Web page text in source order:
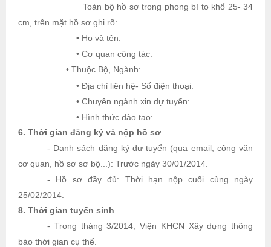
Toàn bộ hồ sơ trong phong bì to khổ 25- 34
cm, trên mặt hồ sơ ghi rõ:
• Họ và tên:
• Cơ quan công tác:
• Thuộc Bộ, Ngành:
• Địa chỉ liên hệ- Số điện thoại:
• Chuyên ngành xin dự tuyển:
• Hình thức đào tạo:
6. Thời gian đăng ký và nộp hồ sơ
- Danh sách đăng ký dự tuyển (qua email, công văn
cơ quan, hồ sơ sơ bộ...): Trước ngày 30/01/2014.
- Hồ sơ đầy đủ: Thời hạn nộp cuối cùng ngày
25/02/2014.
8. Thời gian tuyển sinh
- Trong tháng 3/2014, Viện KHCN Xây dựng thông
báo thời gian cụ thể.